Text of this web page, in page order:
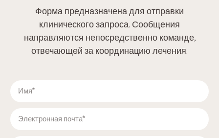
Форма предназначена для отправки
клинического запроса. Сообщения
направляются непосредственно команде,
отвечающей за координацию лечения.